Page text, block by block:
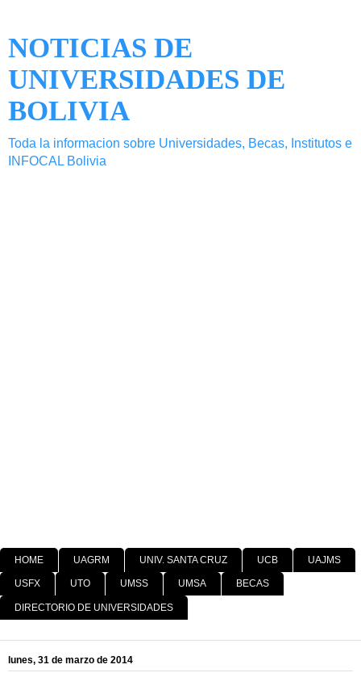
NOTICIAS DE
UNIVERSIDADES DE
BOLIVIA
Toda la informacion sobre Universidades, Becas, Institutos e
INFOCAL Bolivia
HOME UAGRM UNIV. SANTA CRUZ UCB UAJMS
USFX UTO UMSS UMSA BECAS
DIRECTORIO DE UNIVERSIDADES
lunes, 31 de marzo de 2014